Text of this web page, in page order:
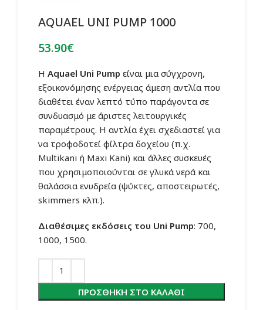
AQUAEL UNI PUMP 1000
53.90€
Η Aquael Uni Pump είναι μια σύγχρονη,
εξοικονόμησης ενέργειας άμεση αντλία που
διαθέτει έναν λεπτό τύπο παράγοντα σε
συνδυασμό με άριστες λειτουργικές
παραμέτρους. Η αντλία έχει σχεδιαστεί για
να τροφοδοτεί φίλτρα δοχείου (π.χ.
Multikani ή Maxi Kani) και άλλες συσκευές
που χρησιμοποιούνται σε γλυκά νερά και
θαλάσσια ενυδρεία (ψύκτες, αποστειρωτές,
skimmers κλπ.).
Διαθέσιμες εκδόσεις του Uni Pump: 700,
1000, 1500.
ΠΡΟΣΘΉΚΗ ΣΤΟ ΚΑΛΆΘΙ